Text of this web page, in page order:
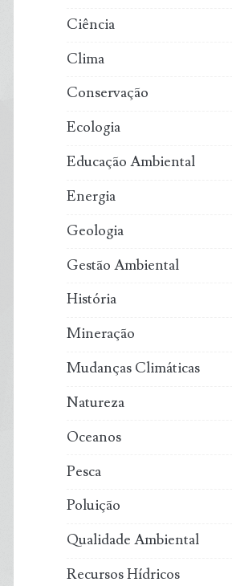
Ciência
Clima
Conservação
Ecologia
Educação Ambiental
Energia
Geologia
Gestão Ambiental
História
Mineração
Mudanças Climáticas
Natureza
Oceanos
Pesca
Poluição
Qualidade Ambiental
Recursos Hídricos